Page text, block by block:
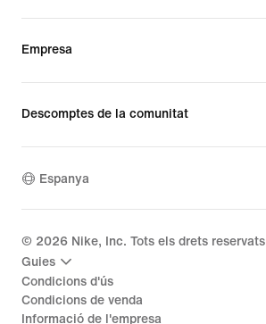
Empresa
Descomptes de la comunitat
Espanya
© 2026 Nike, Inc. Tots els drets reservats
Guies
Condicions d'ús
Condicions de venda
Informació de l'empresa